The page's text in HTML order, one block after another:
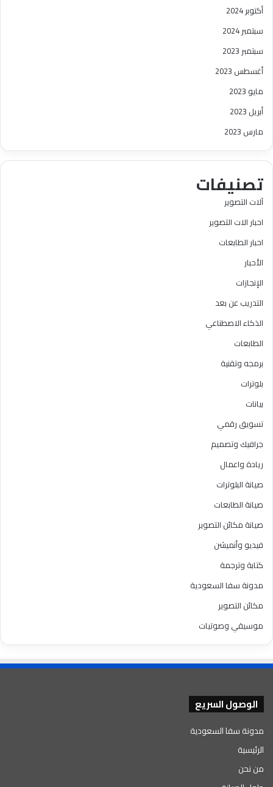
أكتوبر 2024
سبتمبر 2024
سبتمبر 2023
أغسطس 2023
مايو 2023
أبريل 2023
مارس 2023
تصنيفات
آلات التصوير
احبار الات التصوير
احبار الطابعات
الأحبار
الإنجازات
التدريب عن بعد
الذكاء الاصطناعي
الطابعات
برمجه وتقنية
بلوترات
بيانات
تسويق رقمي
جرافيك وتصميم
ريادة واعمال
صيانة البلوترات
صيانة الطابعات
صيانة مكائن التصوير
فيديو وأنميشن
كتابة وترجمة
مدونة سفا السعودية
مكائن التصوير
موسيقي وصوتيات
الوصول السريع
مدونة سفا السعودية
الرئيسية
من نحن